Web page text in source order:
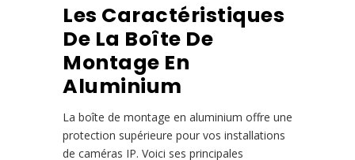
Les Caractéristiques
De La Boîte De
Montage En
Aluminium
La boîte de montage en aluminium offre une
protection supérieure pour vos installations
de caméras IP. Voici ses principales